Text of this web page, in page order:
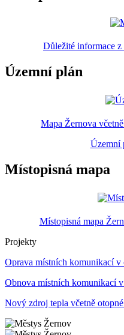
Důležité informace
Územní plán
Mapa Žernova
Územní
Místopisná mapa
Místopisná mapa
Projekty
Oprava místních komunikací v
Obnova místních komunikací
Nový zdroj tepla včetně